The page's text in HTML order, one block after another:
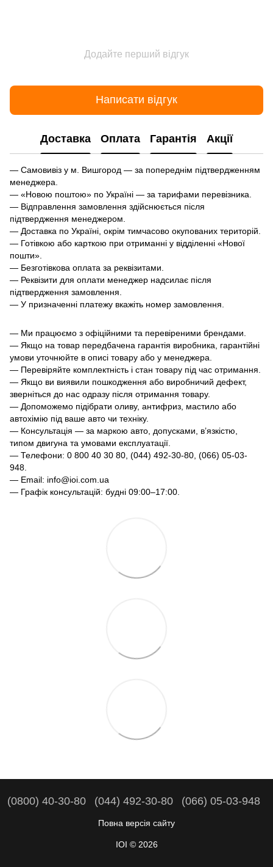
Додайте перший відгук
Написати відгук
Доставка Оплата Гарантія Акції
— Самовивіз у м. Вишгород — за попереднім підтвердженням
менеджера.
— «Новою поштою» по Україні — за тарифами перевізника.
— Відправлення замовлення здійснюється після
підтвердження менеджером.
— Доставка по Україні, окрім тимчасово окупованих територій.
— Готівкою або карткою при отриманні у відділенні «Нової
пошти».
— Безготівкова оплата за реквізитами.
— Реквізити для оплати менеджер надсилає після
підтвердження замовлення.
— У призначенні платежу вкажіть номер замовлення.
— Ми працюємо з офіційними та перевіреними брендами.
— Якщо на товар передбачена гарантія виробника, гарантійні
умови уточнюйте в описі товару або у менеджера.
— Перевіряйте комплектність і стан товару під час отримання.
— Якщо ви виявили пошкодження або виробничий дефект,
зверніться до нас одразу після отримання товару.
— Допоможемо підібрати оливу, антифриз, мастило або
автохімію під ваше авто чи техніку.
— Консультація — за маркою авто, допусками, в’язкістю,
типом двигуна та умовами експлуатації.
— Телефони: 0 800 40 30 80, (044) 492-30-80, (066) 05-03-
948.
— Email: info@ioi.com.ua
— Графік консультацій: будні 09:00–17:00.
(0800) 40-30-80 (044) 492-30-80 (066) 05-03-948
Повна версія сайту
IOI © 2026